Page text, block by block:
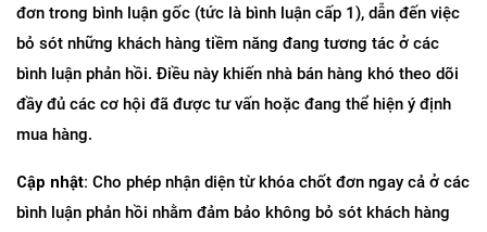
đơn trong bình luận gốc (tức là bình luận cấp 1), dẫn đến việc
bỏ sót những khách hàng tiềm năng đang tương tác ở các
bình luận phản hồi. Điều này khiến nhà bán hàng khó theo dõi
đầy đủ các cơ hội đã được tư vấn hoặc đang thể hiện ý định
mua hàng.
Cập nhật: Cho phép nhận diện từ khóa chốt đơn ngay cả ở các
bình luận phản hồi nhằm đảm bảo không bỏ sót khách hàng